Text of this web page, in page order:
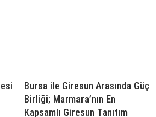
Bursa ile Giresun Arasında Güç
Birliği; Marmara’nın En
Kapsamlı Giresun Tanıtım